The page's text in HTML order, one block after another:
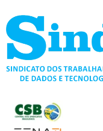
para
conteúdo